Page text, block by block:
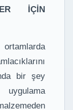
İÇİN
bir şey